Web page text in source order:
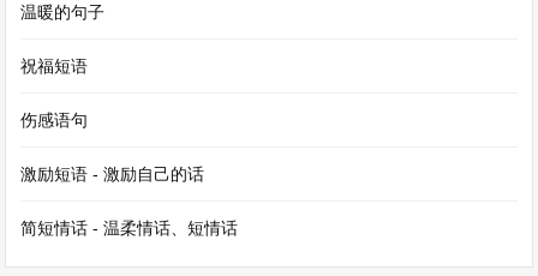
在土里啄来啄去，心中充满了好奇。我想，它们一
定是在找什么宝贝吧。于是，我也学着它们的样
着，我的手突然碰到了一个软软的东西，我兴奋地
以为自己挖到了什么稀世珍宝，赶紧把它拽了出
温暖的句子
祝福短语
伤感语句
激励短语 - 激励自己的话
简短情话 - 温柔情话、短情话